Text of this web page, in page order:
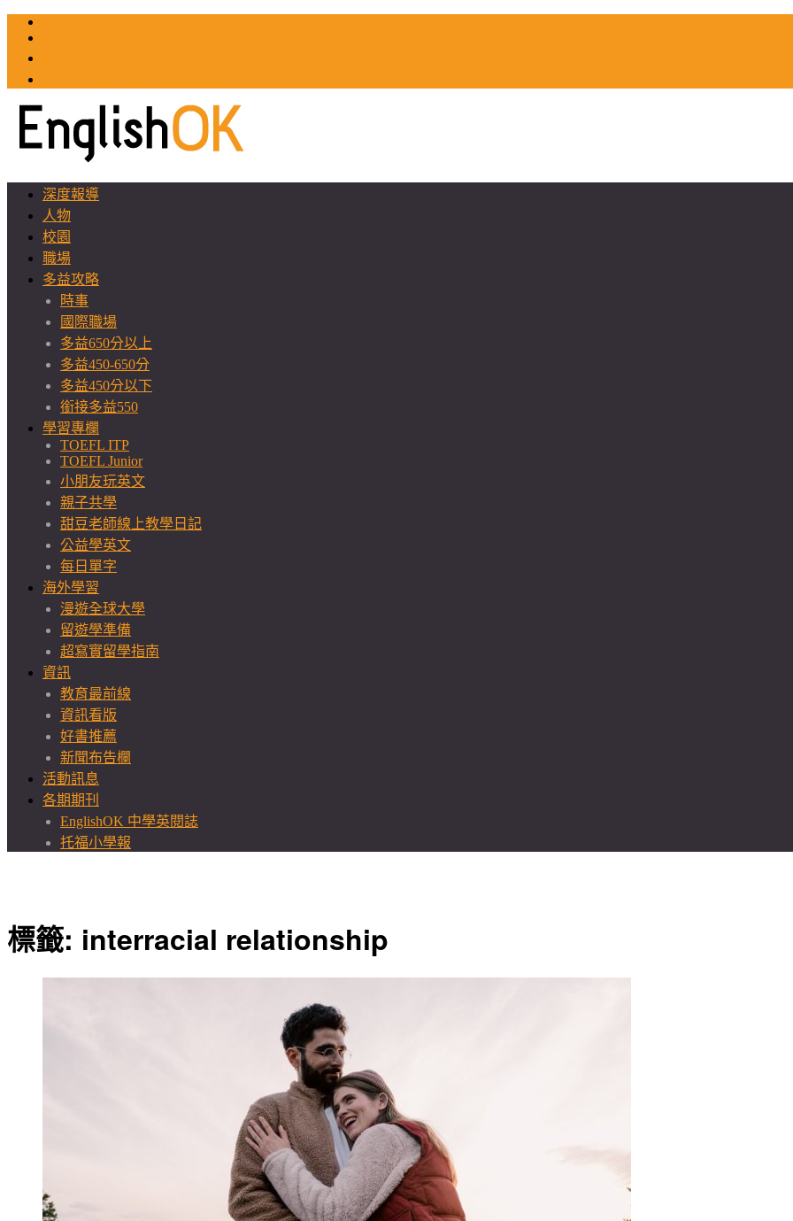
深度報導
人物
校園
職場
多益攻略
時事
國際職場
多益650分以上
多益450-650分
多益450分以下
銜接多益550
學習專欄
TOEFL ITP
TOEFL Junior
小朋友玩英文
親子共學
甜豆老師線上教學日記
公益學英文
每日單字
海外學習
漫遊全球大學
留遊學準備
超寫實留學指南
資訊
教育最前線
資訊看版
好書推薦
新聞布告欄
活動訊息
各期期刊
EnglishOK 中學英閱誌
托福小學報
標籤: interracial relationship